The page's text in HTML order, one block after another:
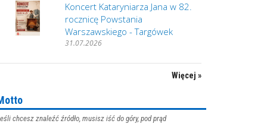
Koncert Kataryniarza Jana w 82.
rocznicę Powstania
Warszawskiego - Targówek
31.07.2026
Więcej »
chcesz znaleźć źródło, musisz iść do góry, pod prąd